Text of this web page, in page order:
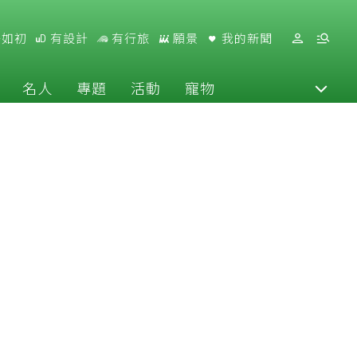
初 有設計 有行旅 願景 我的新聞
名人 專題 活動 寵物